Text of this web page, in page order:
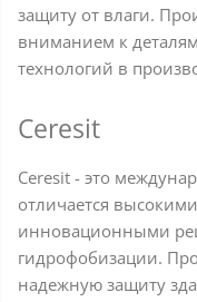
защиту от влаги.
вниманием к
технологий в
Ceresit
Ceresit - это
отличается
инновационными
гидрофобизации.
надежную защиту